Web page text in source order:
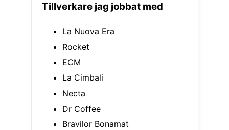
Tillverkare jag jobbat med
La Nuova Era
Rocket
ECM
La Cimbali
Necta
Dr Coffee
Bravilor Bonamat